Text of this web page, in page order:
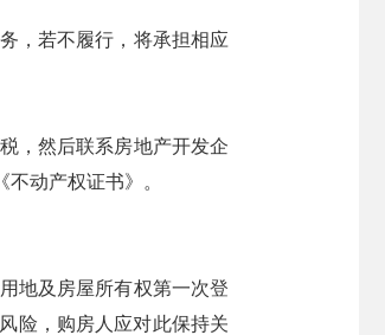
，若不履行，将承担相应
，然后联系房地产开发企
动产权证书》。
地及房屋所有权第一次登
险，购房人应对此保持关